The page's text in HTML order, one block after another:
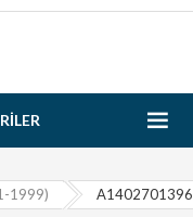
1999) A1402701396